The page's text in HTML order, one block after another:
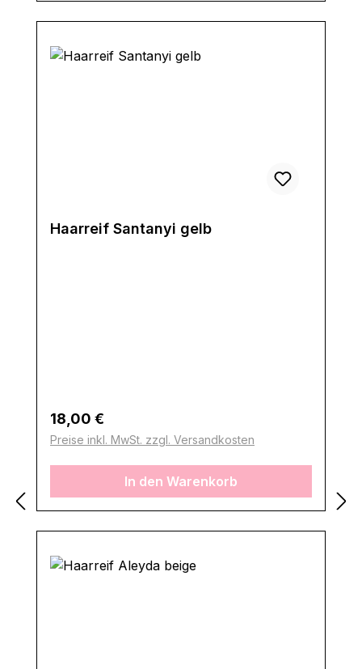
Haarreif Santanyi gelb
Regulärer Preis:
18,00 €
Preise inkl. MwSt. zzgl. Versandkosten
In den Warenkorb